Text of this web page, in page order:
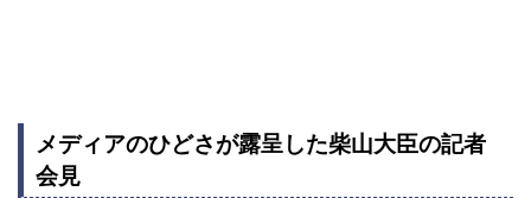
メディアのひどさが露呈した柴山大臣の記者
会見